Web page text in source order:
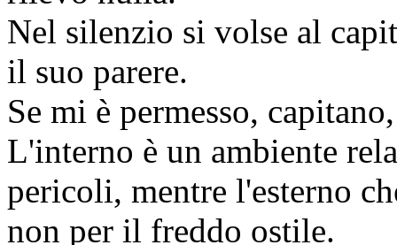
Nel silenzio si volse al
il suo parere.
Se mi è permesso,
L'interno è un ambiente
pericoli, mentre l'esterno
non per il freddo ostile.